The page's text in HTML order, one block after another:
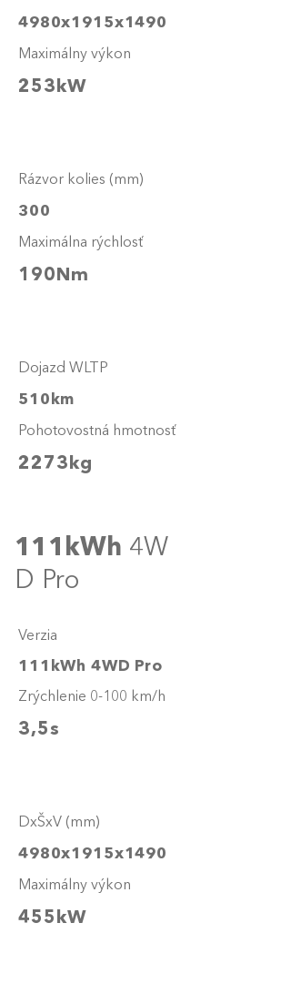
4980x1915x1490
Maximálny výkon
253kW
Rázvor kolies (mm)
300
Maximálna rýchlosť
190Nm
Dojazd WLTP
510km
Pohotovostná hmotnosť
2273kg
111kWh 4W
D Pro
Verzia
111kWh 4WD Pro
Zrýchlenie 0-100 km/h
3,5s
DxŠxV (mm)
4980x1915x1490
Maximálny výkon
455kW